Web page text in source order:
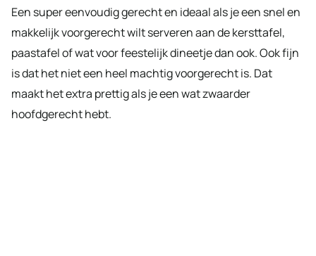
Een super eenvoudig gerecht en ideaal als je een snel en
makkelijk voorgerecht wilt serveren aan de kersttafel,
paastafel of wat voor feestelijk dineetje dan ook. Ook fijn
is dat het niet een heel machtig voorgerecht is. Dat
maakt het extra prettig als je een wat zwaarder
hoofdgerecht hebt.